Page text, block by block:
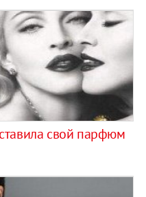
свой парфюм